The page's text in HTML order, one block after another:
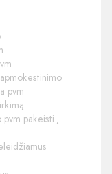
pvm
pakeisti į